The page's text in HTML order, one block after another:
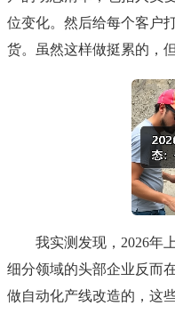
位变化。然后给每个客户
货。虽然这样做挺累的，
我实测发现，2026年
细分领域的头部企业反而
做自动化产线改造的，这